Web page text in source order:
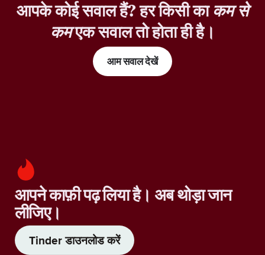
आपके कोई सवाल हैं? हर किसी काकम से
कमएक सवाल तो होता ही है।
आम सवाल देखें
आपने काफ़ी पढ़ लिया है। अब थोड़ा जान
लीजिए।
Tinder डाउनलोड करें